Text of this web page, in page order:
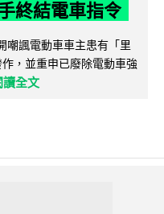
終結電車指令
嘲諷電動車車主患有「里
，並重申已廢除電動車強
讀全文